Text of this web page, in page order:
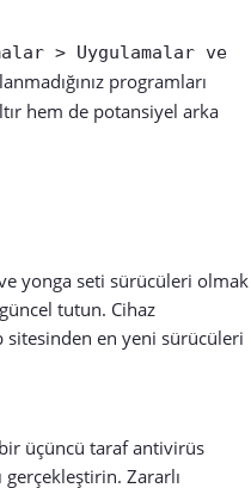
> Uygulamalar ve
programları
hem de potansiyel arka
yonga seti sürücüleri olmak
tutun. Cihaz
sitesinden en yeni sürücüleri
üçüncü taraf antivirüs
gerçekleştirin. Zararlı